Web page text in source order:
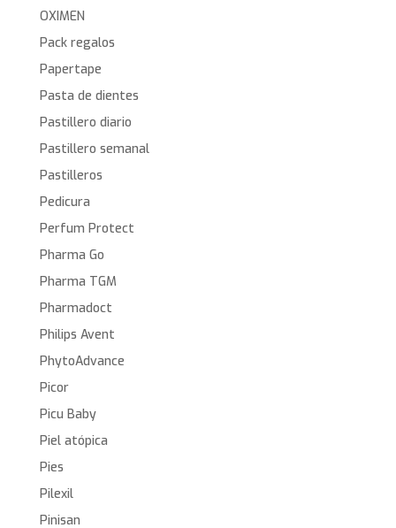
OXIMEN
Pack regalos
Papertape
Pasta de dientes
Pastillero diario
Pastillero semanal
Pastilleros
Pedicura
Perfum Protect
Pharma Go
Pharma TGM
Pharmadoct
Philips Avent
PhytoAdvance
Picor
Picu Baby
Piel atópica
Pies
Pilexil
Pinisan